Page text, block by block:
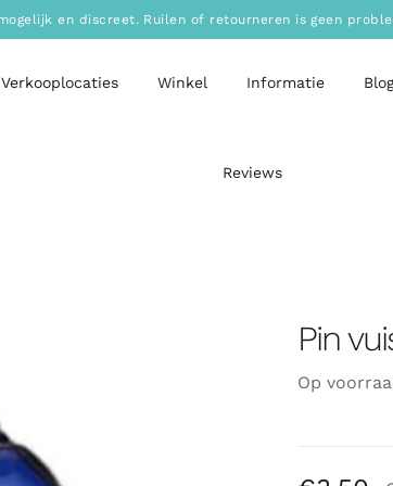
en discreet. Ruilen of retourneren is geen
Verkooplocaties Winkel Informatie
Reviews
Pin
Op